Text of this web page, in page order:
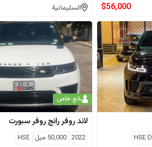
$56,000 السليمانية
HSE
بائع خاص
لاند روفررانج روفر سبورت
2022
50,000 ميل HSE